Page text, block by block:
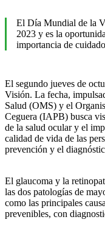
El Día Mundial de la
2023 y es la
importancia de
El segundo jueves de
Visión. La fecha,
Salud (OMS) y el
Ceguera (IAPB) busca
de la salud ocular y el
calidad de vida de las
prevención y el
El glaucoma y la
las dos patologías de
como las principales
prevenibles, con